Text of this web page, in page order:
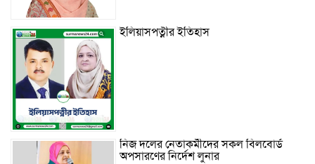
ইলিয়াসপত্নীর ইতিহাস
নিজ দলের নেতাকর্মীদের সকল বিলবোর্ড
অপসারণের নির্দেশ লুনার